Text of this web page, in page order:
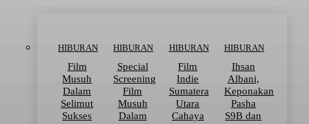
HIBURAN
Film
Musuh
Dalam
Selimut
Sukses
HIBURAN
Special
Screening
Film
Musuh
Dalam
HIBURAN
Film
Indie
Sumatera
Utara
Cahaya
HIBURAN
Ihsan
Albani,
Keponakan
Pasha
S9B dan